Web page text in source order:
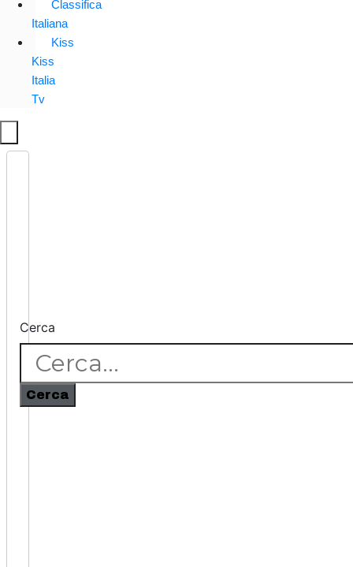
Classifica
Italiana
Kiss
Kiss
Italia
Tv
Cerca
Cerca